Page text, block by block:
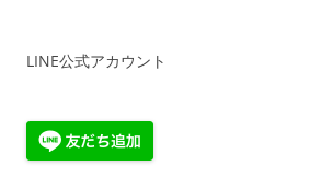
LINE公式アカウント